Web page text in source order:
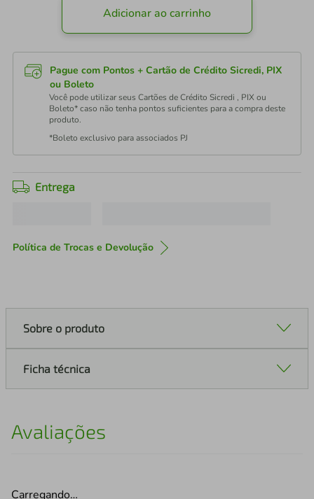
Adicionar ao carrinho
Pague com Pontos + Cartão de Crédito Sicredi, PIX
ou Boleto
Você pode utilizar seus Cartões de Crédito Sicredi , PIX ou
Boleto* caso não tenha pontos suficientes para a compra deste
produto.
*Boleto exclusivo para associados PJ
Entrega
Política de Trocas e Devolução
Sobre o produto
Ficha técnica
Avaliações
Carregando…